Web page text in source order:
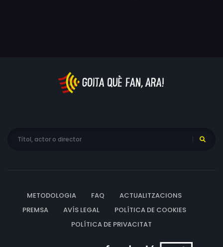
METODOLOGIA FAQ
ACTUALITZACIONS
PREMSA
AVÍS LEGAL
POLÍTICA DE COOKIES
POLÍTICA DE PRIVACITAT